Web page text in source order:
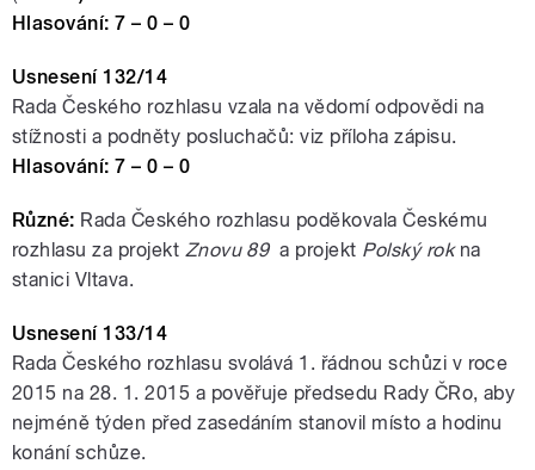
Hlasování: 7 – 0 – 0
Usnesení 132/14
Rada Českého rozhlasu vzala na vědomí odpovědi na
stížnosti a podněty posluchačů: viz příloha zápisu.
Hlasování: 7 – 0 – 0
Různé: Rada Českého rozhlasu poděkovala Českému
rozhlasu za projekt Znovu 89a projekt Polský rokna
stanici Vltava.
Usnesení 133/14
Rada Českého rozhlasu svolává 1. řádnou schůzi v roce
2015 na 28. 1. 2015 a pověřuje předsedu Rady ČRo, aby
nejméně týden před zasedáním stanovil místo a hodinu
konání schůze.